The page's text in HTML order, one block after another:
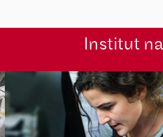
Institut